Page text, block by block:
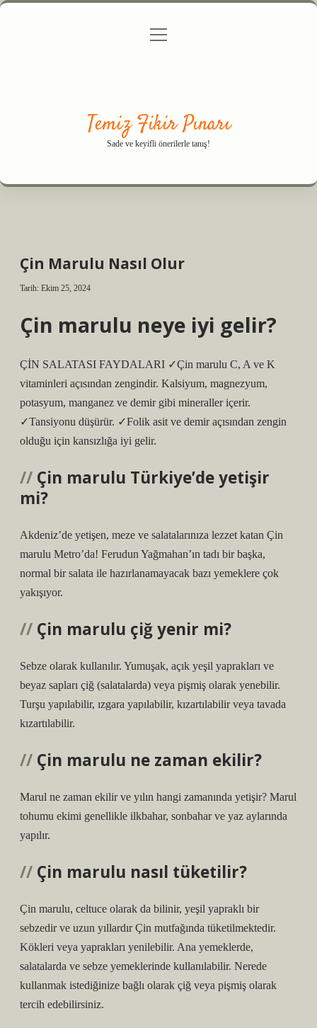
Gizlilik Politikası
menüyü
Temiz Fikir Pınarı
Sade ve keyifli önerilerle tanış!
Çin Marulu Nasıl Olur
Tarih: Ekim 25, 2024
Çin marulu neye iyi gelir?
ÇİN SALATASI FAYDALARI ✓Çin marulu C, A ve K
vitaminleri açısından zengindir. Kalsiyum, magnezyum,
potasyum, manganez ve demir gibi mineraller içerir.
✓Tansiyonu düşürür. ✓Folik asit ve demir açısından zengin
olduğu için kansızlığa iyi gelir.
Çin marulu Türkiye’de yetişir
mi?
Akdeniz’de yetişen, meze ve salatalarınıza lezzet katan Çin
marulu Metro’da! Ferudun Yağmahan’ın tadı bir başka,
normal bir salata ile hazırlanamayacak bazı yemeklere çok
yakışıyor.
Çin marulu çiğ yenir mi?
Sebze olarak kullanılır. Yumuşak, açık yeşil yaprakları ve
beyaz sapları çiğ (salatalarda) veya pişmiş olarak yenebilir.
Turşu yapılabilir, ızgara yapılabilir, kızartılabilir veya tavada
kızartılabilir.
Çin marulu ne zaman ekilir?
Marul ne zaman ekilir ve yılın hangi zamanında yetişir? Marul
tohumu ekimi genellikle ilkbahar, sonbahar ve yaz aylarında
yapılır.
Çin marulu nasıl tüketilir?
Çin marulu, celtuce olarak da bilinir, yeşil yapraklı bir
sebzedir ve uzun yıllardır Çin mutfağında tüketilmektedir.
Kökleri veya yaprakları yenilebilir. Ana yemeklerde,
salatalarda ve sebze yemeklerinde kullanılabilir. Nerede
kullanmak istediğinize bağlı olarak çiğ veya pişmiş olarak
tercih edebilirsiniz.